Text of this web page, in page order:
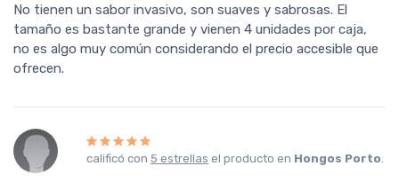
No tienen un sabor invasivo, son suaves y sabrosas. El
tamaño es bastante grande y vienen 4 unidades por caja,
no es algo muy común considerando el precio accesible que
ofrecen.
calificó con 5 estrellas el producto en Hongos Porto.